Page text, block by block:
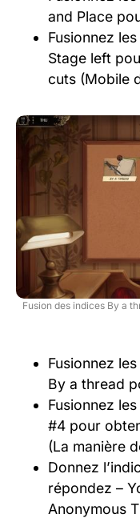
and Place
Fusionnez
Stage left
cuts (Mobile
Fusion des indices By a
Fusionnez
By a thread
Fusionnez
#4 pour
(La manière
Donnez
répondez –
Anonymous